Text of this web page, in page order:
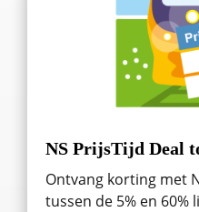
NS PrijsTijd Deal
Ontvang korting met
tussen de 5% en 60%